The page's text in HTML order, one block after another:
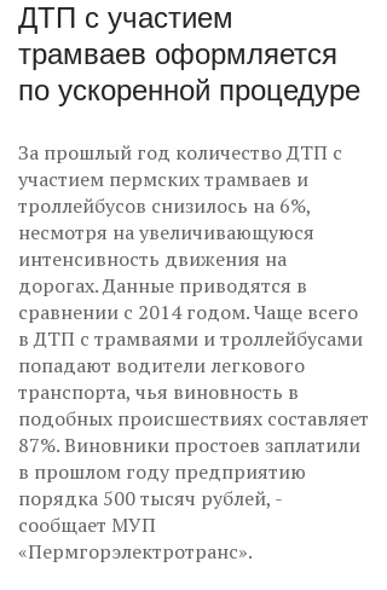
ДТП с участием
трамваев оформляется
по ускоренной процедуре
За прошлый год количество ДТП с
участием пермских трамваев и
троллейбусов снизилось на 6%,
несмотря на увеличивающуюся
интенсивность движения на
дорогах. Данные приводятся в
сравнении с 2014 годом. Чаще всего
в ДТП с трамваями и троллейбусами
попадают водители легкового
транспорта, чья виновность в
подобных происшествиях составляет
87%. Виновники простоев заплатили
в прошлом году предприятию
порядка 500 тысяч рублей, -
сообщает МУП
«Пермгорэлектротранс».